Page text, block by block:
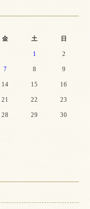
金 土 日
1 2
7 8 9
14 15 16
21 22 23
28 29 30